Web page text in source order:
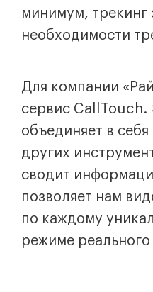
минимум, трекинг
необходимости
Для компании
сервис CallTouch.
объединяет в
других
сводит
позволяет нам
по каждому
режиме